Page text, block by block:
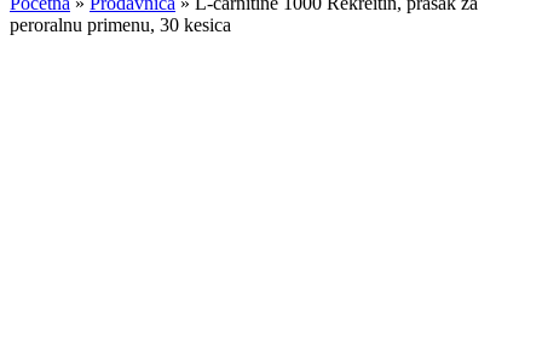
peroralnu primenu, 30 kesica